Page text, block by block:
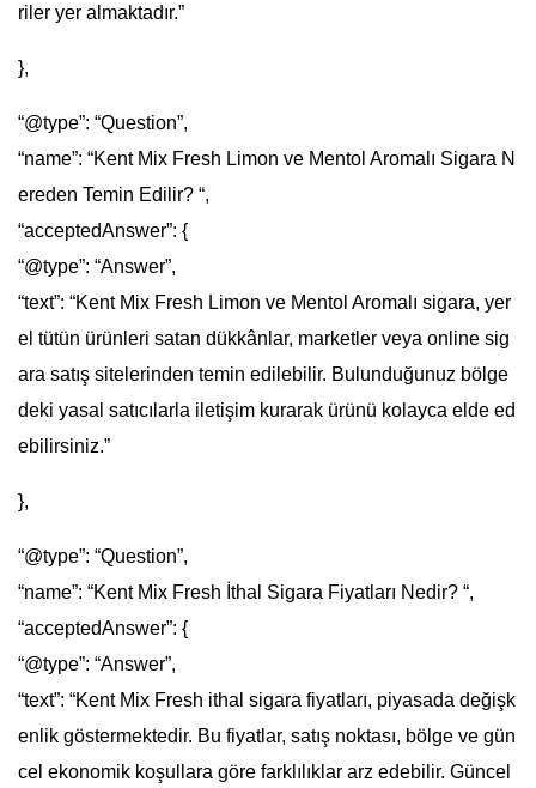
riler yer almaktadır.”
},
“@type”: “Question”,
“name”: “Kent Mix Fresh Limon ve Mentol Aromalı Sigara N
ereden Temin Edilir? “,
“acceptedAnswer”: {
“@type”: “Answer”,
“text”: “Kent Mix Fresh Limon ve Mentol Aromalı sigara, yer
el tütün ürünleri satan dükkânlar, marketler veya online sig
ara satış sitelerinden temin edilebilir. Bulunduğunuz bölge
deki yasal satıcılarla iletişim kurarak ürünü kolayca elde ed
ebilirsiniz.”
},
“@type”: “Question”,
“name”: “Kent Mix Fresh İthal Sigara Fiyatları Nedir? “,
“acceptedAnswer”: {
“@type”: “Answer”,
“text”: “Kent Mix Fresh ithal sigara fiyatları, piyasada değişk
enlik göstermektedir. Bu fiyatlar, satış noktası, bölge ve gün
cel ekonomik koşullara göre farklılıklar arz edebilir. Güncel